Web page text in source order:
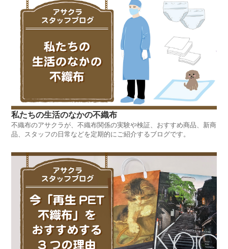
私たちの生活のなかの不織布
不織布のアサクラが、不織布関係の実験や検証、おすすめ商品、新商
品、スタッフの日常などを定期的にご紹介するブログです。